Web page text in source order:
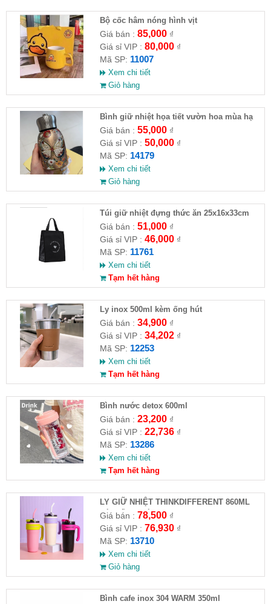
Bộ cốc hâm nóng hình vịt
Giá bán : 85,000₫
Giá sỉ VIP : 80,000₫
Mã SP: 11007
Xem chi tiết
Giỏ hàng
Bình giữ nhiệt họa tiết vườn hoa mùa hạ
Giá bán : 55,000₫
Giá sỉ VIP : 50,000₫
Mã SP: 14179
Xem chi tiết
Giỏ hàng
Túi giữ nhiệt đựng thức ăn 25x16x33cm
Giá bán : 51,000₫
Giá sỉ VIP : 46,000₫
Mã SP: 11761
Xem chi tiết
Tạm hết hàng
Ly inox 500ml kèm ống hút
Giá bán : 34,900₫
Giá sỉ VIP : 34,202₫
Mã SP: 12253
Xem chi tiết
Tạm hết hàng
Bình nước detox 600ml
Giá bán : 23,200₫
Giá sỉ VIP : 22,736₫
Mã SP: 13286
Xem chi tiết
Tạm hết hàng
LY GIỮ NHIỆT THINKDIFFERENT 860ML
KÈM ỐNG HÚT
Giá bán : 78,500₫
Giá sỉ VIP : 76,930₫
Mã SP: 13710
Xem chi tiết
Giỏ hàng
Bình cafe inox 304 WARM 350ml